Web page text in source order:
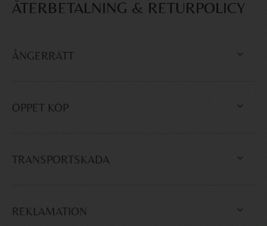
ÅTERBETALNING & RETURPOLICY
ÅNGERRÄTT
ÖPPET KÖP
TRANSPORTSKADA
REKLAMATION